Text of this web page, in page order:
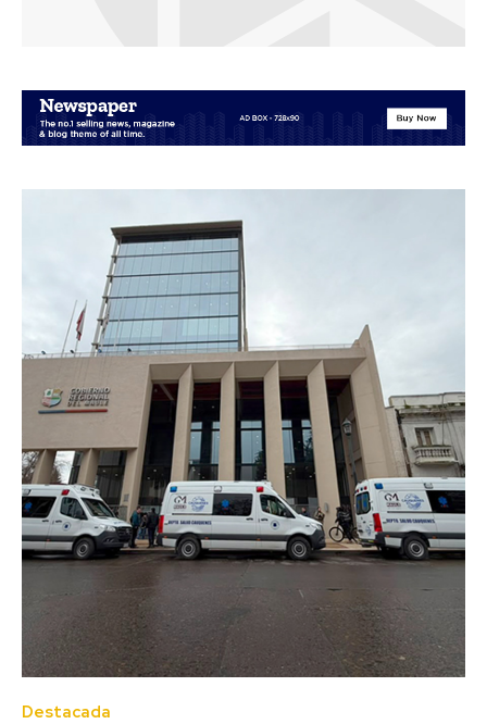
Destacada